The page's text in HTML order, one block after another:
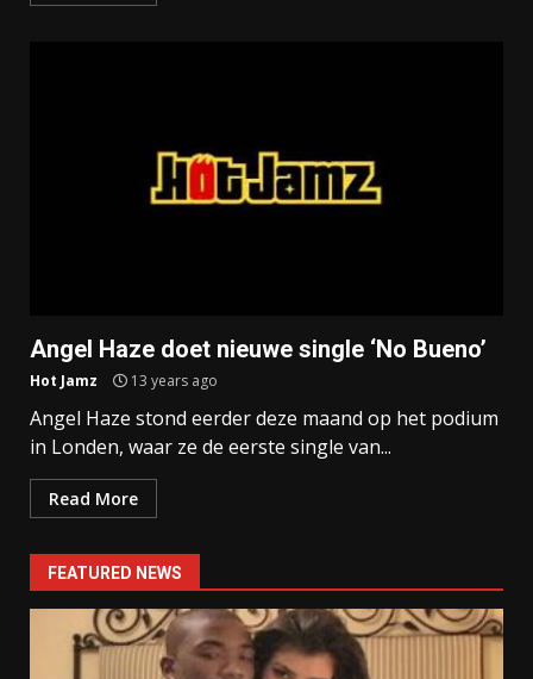
Angel Haze doet nieuwe single ‘No Bueno’
Hot Jamz 13 years ago
Angel Haze stond eerder deze maand op het podium
in Londen, waar ze de eerste single van...
Read More
FEATURED NEWS